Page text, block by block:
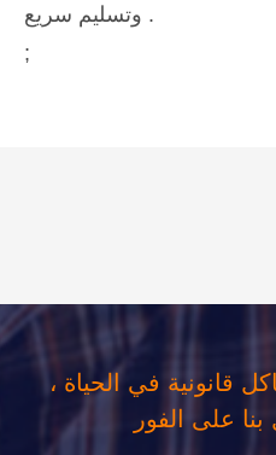
وتسليم سريع .
;
قانونية في الحياة ،
على الفور